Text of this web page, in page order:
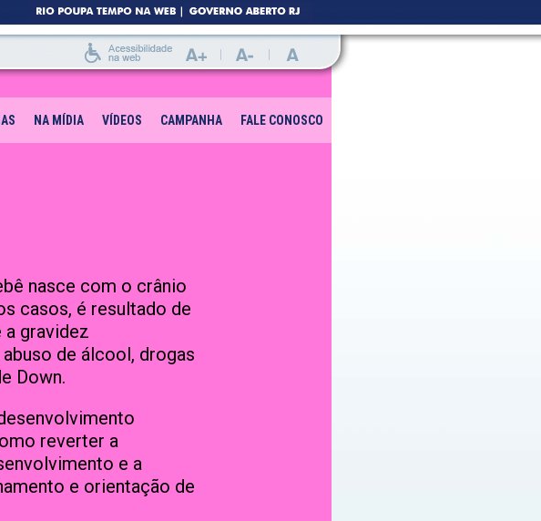
NA MÍDIA VÍDEOS CAMPANHA FALE CONOSCO
nasce com o crânio
casos, é resultado de
a gravidez
de álcool, drogas
Down.
reverter a
e a
e orientação de